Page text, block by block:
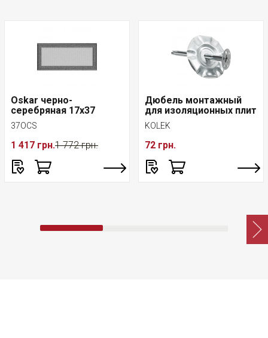
Oskar черно-
серебряная 17x37
37OCS
1 417 грн.1 772 грн.
Дюбель монтажный
для изоляционных плит
KOLEK
72 грн.